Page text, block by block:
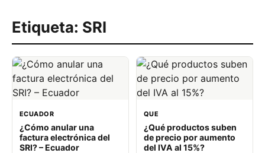
Etiqueta: SRI
ECUADOR
¿Cómo anular una
factura electrónica del
SRI? – Ecuador
QUE
¿Qué productos suben
de precio por aumento
del IVA al 15%?